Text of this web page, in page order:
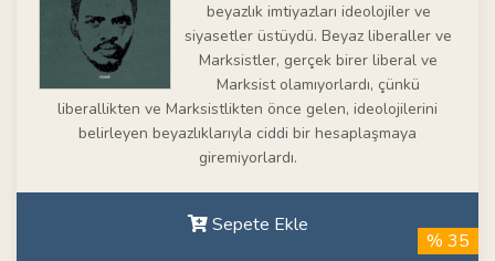
beyazlık imtiyazları ideolojiler ve
siyasetler üstüydü. Beyaz liberaller ve
Marksistler, gerçek birer liberal ve
Marksist olamıyorlardı, çünkü
liberallikten ve Marksistlikten önce gelen, ideolojilerini
belirleyen beyazlıklarıyla ciddi bir hesaplaşmaya
giremiyorlardı.
Sepete Ekle
% 35